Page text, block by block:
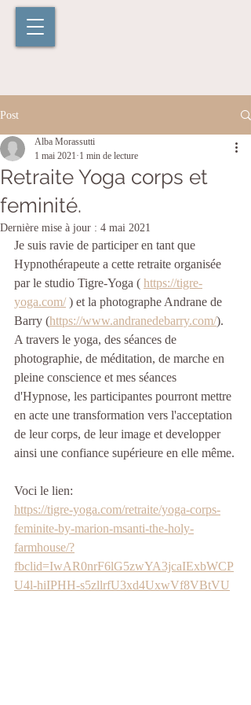
Post
Retraite Yoga corps et
feminité.
Alba Morassutti
1 mai 2021 1 min de lecture
Dernière mise à jour : 4 mai 2021
Je suis ravie de participer en tant que
Hypnothérapeute a cette retraite organisée
par le studio Tigre-Yoga ( https://tigre-
yoga.com/ ) et la photographe Andrane de
Barry (https://www.andranedebarry.com/).
A travers le yoga, des séances de
photographie, de méditation, de marche en
pleine conscience et mes séances
d'Hypnose, les participantes pourront mettre
en acte une transformation vers l'acceptation
de leur corps, de leur image et developper
ainsi une confiance supérieure en elle même.
Voci le lien:
https://tigre-yoga.com/retraite/yoga-corps-
feminite-by-marion-msanti-the-holy-
farmhouse/?
fbclid=IwAR0nrF6lG5zwYA3jcaIExbWCP
U4l-hiIPHH-s5zllrfU3xd4UxwVf8VBtVU